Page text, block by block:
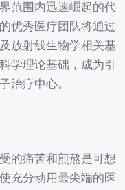
范围内迅速崛起的代
优秀医疗团队将通过
放射线生物学相关基
学理论基础，成为引
治疗中心。
的痛苦和煎熬是可想
充分动用最尖端的医